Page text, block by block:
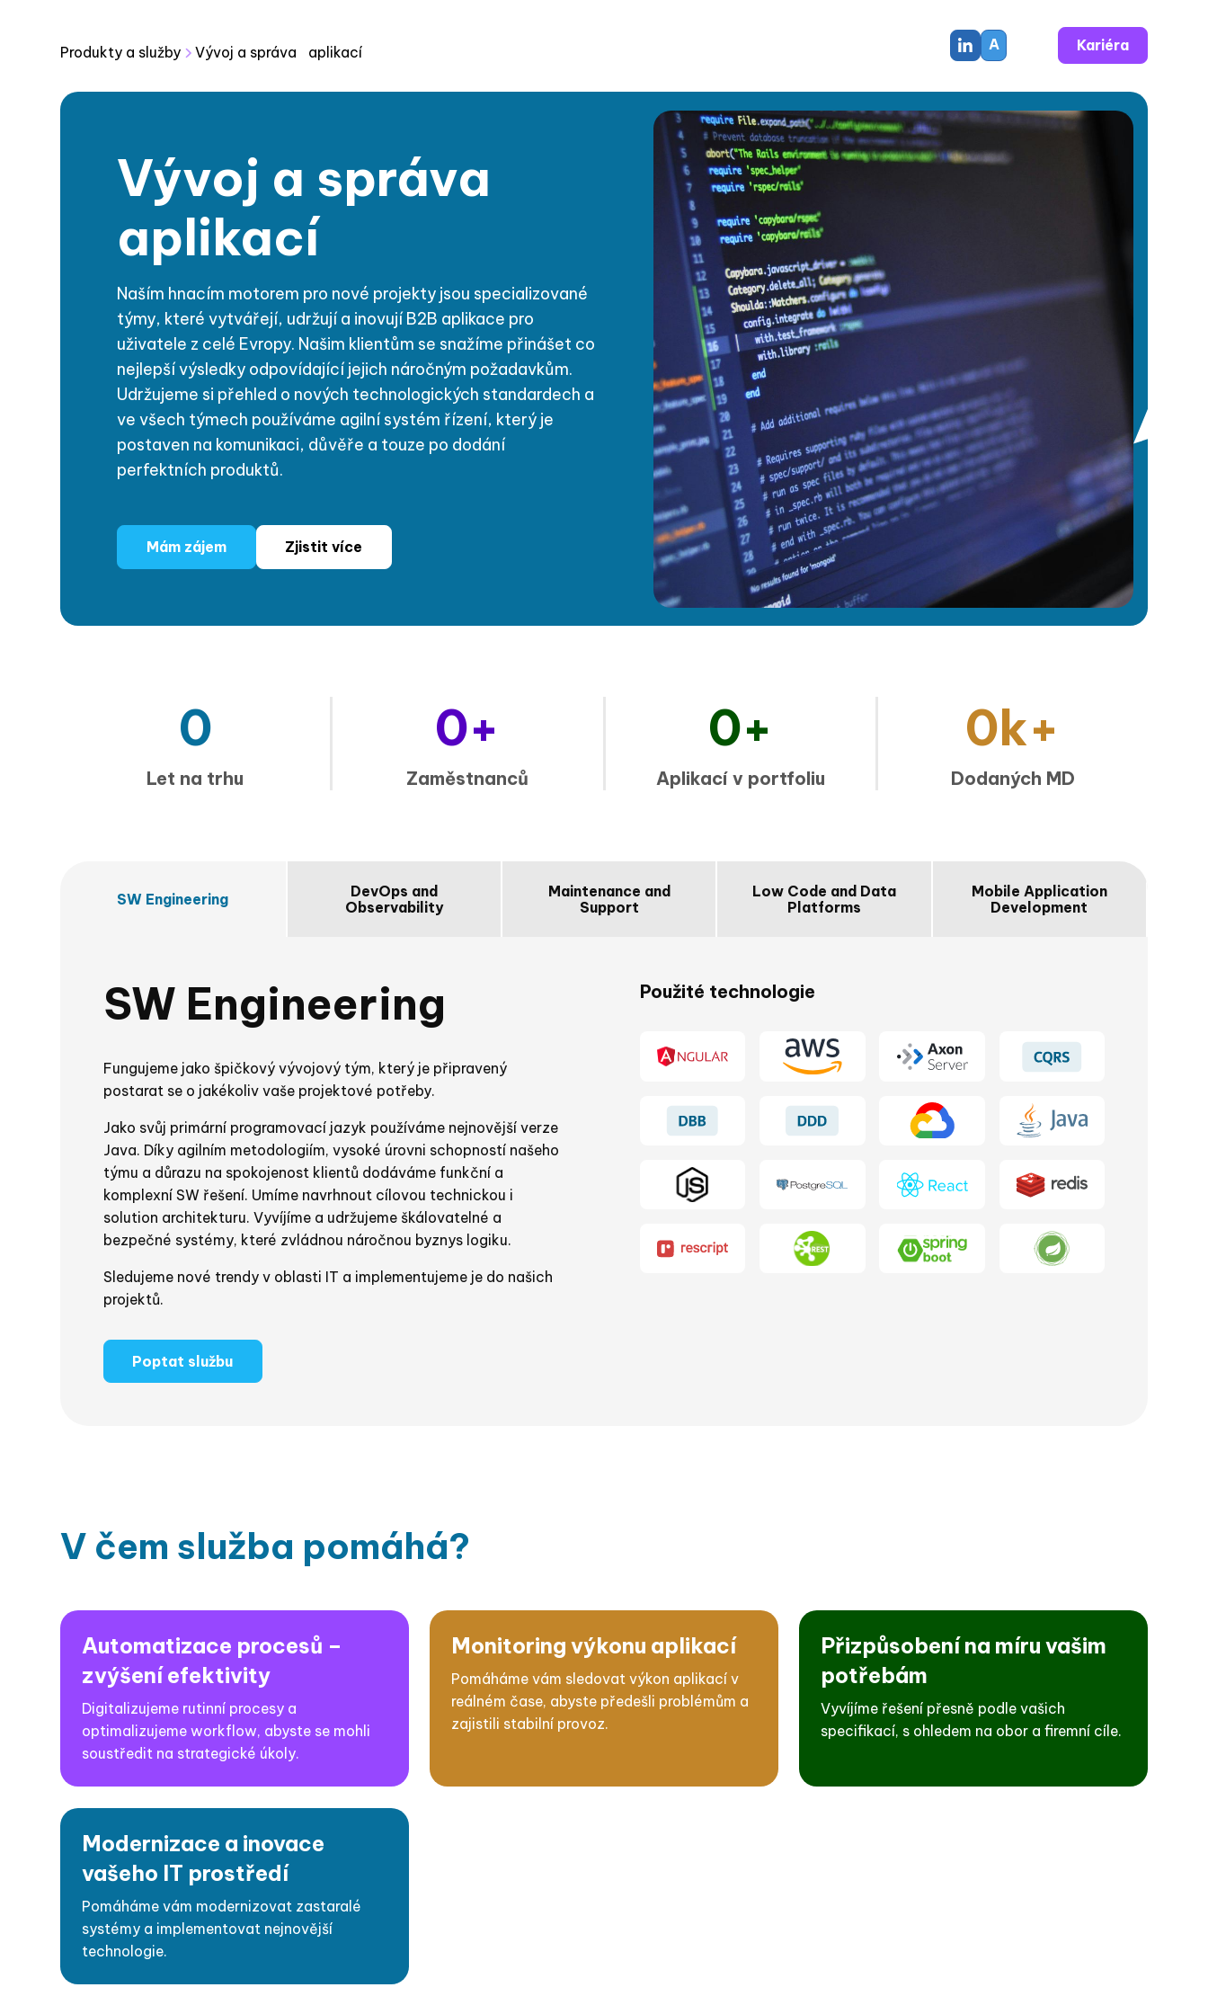
Produkty a služby A Kariéra
Produkty a služby Vývoj a správa aplikací
Vývoj a správa
aplikací
Naším hnacím motorem pro nové projekty jsou specializované
týmy, které vytvářejí, udržují a inovují B2B aplikace pro
uživatele z celé Evropy. Našim klientům se snažíme přinášet co
nejlepší výsledky odpovídající jejich náročným požadavkům.
Udržujeme si přehled o nových technologických standardech a
ve všech týmech používáme agilní systém řízení, který je
postaven na komunikaci, důvěře a touze po dodání
perfektních produktů.
Mám zájem Zjistit více
0
Let na trhu
0+
Zaměstnanců
0+
Aplikací v portfoliu
0k+
Dodaných MD
SW Engineering
DevOps and
Observability
Maintenance and
Support
Low Code and Data
Platforms
Mobile Application
Development
SW Engineering
Fungujeme jako špičkový vývojový tým, který je připravený
postarat se o jakékoliv vaše projektové potřeby.
Jako svůj primární programovací jazyk používáme nejnovější verze
Java. Díky agilním metodologiím, vysoké úrovni schopností našeho
týmu a důrazu na spokojenost klientů dodáváme funkční a
komplexní SW řešení. Umíme navrhnout cílovou technickou i
solution architekturu. Vyvíjíme a udržujeme škálovatelné a
bezpečné systémy, které zvládnou náročnou byznys logiku.
Sledujeme nové trendy v oblasti IT a implementujeme je do našich
projektů.
Poptat službu
Použité technologie
V čem služba pomáhá?
Automatizace procesů –
zvýšení efektivity
Digitalizujeme rutinní procesy a
optimalizujeme workflow, abyste se mohli
soustředit na strategické úkoly.
Monitoring výkonu aplikací
Pomáháme vám sledovat výkon aplikací v
reálném čase, abyste předešli problémům a
zajistili stabilní provoz.
Přizpůsobení na míru vašim
potřebám
Vyvíjíme řešení přesně podle vašich
specifikací, s ohledem na obor a firemní cíle.
Modernizace a inovace
vašeho IT prostředí
Pomáháme vám modernizovat zastaralé
systémy a implementovat nejnovější
technologie.